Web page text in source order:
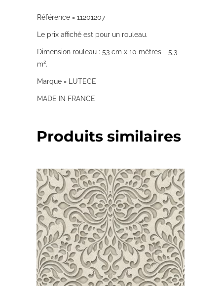
Référence = 11201207
Le prix affiché est pour un rouleau.
Dimension rouleau : 53 cm x 10 mètres = 5,3
m².
Marque = LUTECE
MADE IN FRANCE
Produits similaires